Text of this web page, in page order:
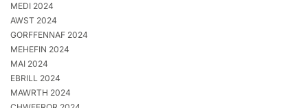
MEDI 2024
AWST 2024
GORFFENNAF 2024
MEHEFIN 2024
MAI 2024
EBRILL 2024
MAWRTH 2024